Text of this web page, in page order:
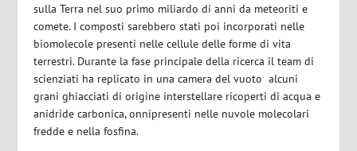
sulla Terra nel suo primo miliardo di anni da meteoriti e
comete. I composti sarebbero stati poi incorporati nelle
biomolecole presenti nelle cellule delle forme di vita
terrestri. Durante la fase principale della ricerca il team di
scienziati ha replicato in una camera del vuoto alcuni
grani ghiacciati di origine interstellare ricoperti di acqua e
anidride carbonica, onnipresenti nelle nuvole molecolari
fredde e nella fosfina.